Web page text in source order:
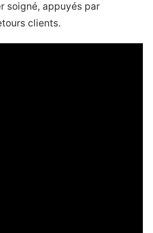
soigné, appuyés par
clients.